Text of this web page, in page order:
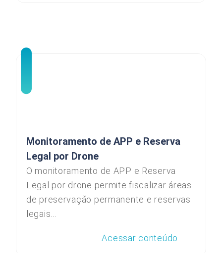
Monitoramento de APP e Reserva
Legal por Drone
O monitoramento de APP e Reserva
Legal por drone permite fiscalizar áreas
de preservação permanente e reservas
legais...
Acessar conteúdo